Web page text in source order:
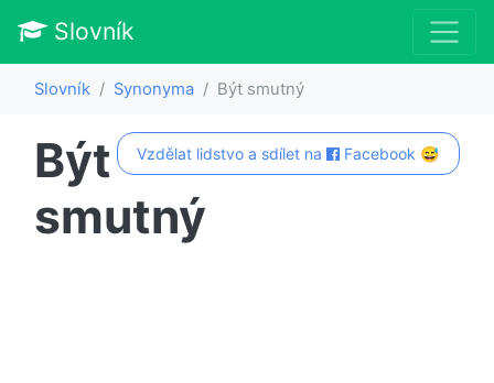
Slovník
Slovník Synonyma Být smutný
Vzdělat lidstvo a sdílet na Facebook 😅
Být
smutný